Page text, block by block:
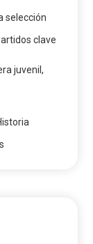
selección
clave
juvenil,